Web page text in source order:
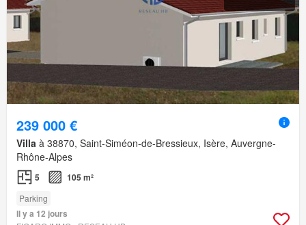
239 000 €
Villa à 38870, Saint-Siméon-de-Bressieux, Isère, Auvergne-
Rhône-Alpes
5 105 m²
Parking
Il y a 12 jours